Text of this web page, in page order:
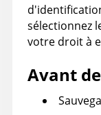
sélectionnez
votre droit à
Avant